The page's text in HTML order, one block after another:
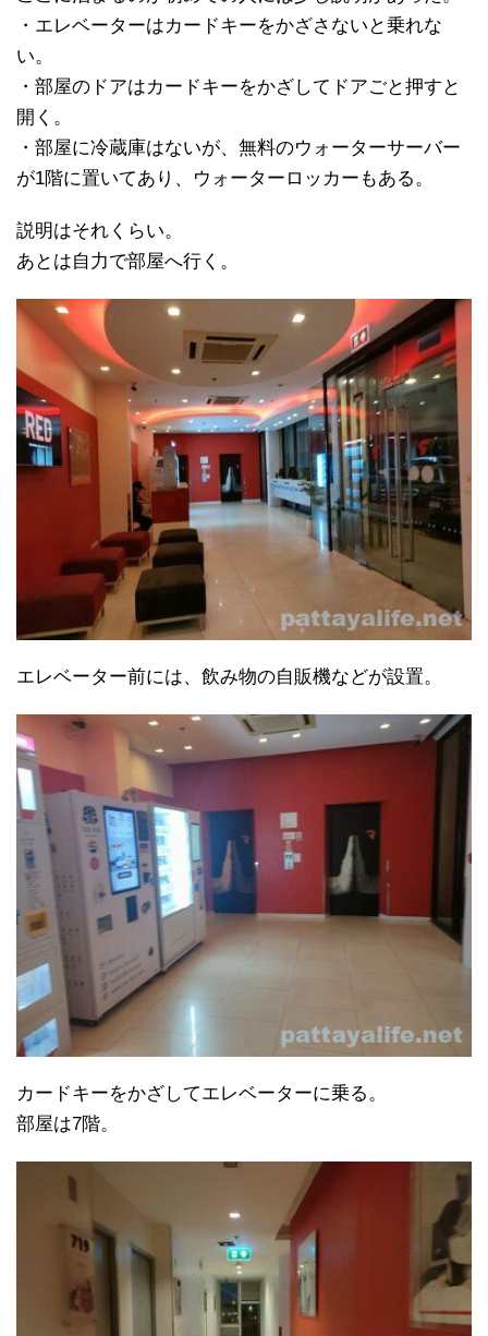
・エレベーターはカードキーをかざさないと乗れな
い。
・部屋のドアはカードキーをかざしてドアごと押すと
開く。
・部屋に冷蔵庫はないが、無料のウォーターサーバー
が1階に置いてあり、ウォーターロッカーもある。
説明はそれくらい。
あとは自力で部屋へ行く。
エレベーター前には、飲み物の自販機などが設置。
カードキーをかざしてエレベーターに乗る。
部屋は7階。